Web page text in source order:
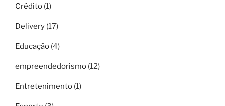
Crédito (1)
Delivery (17)
Educação (4)
empreendedorismo (12)
Entretenimento (1)